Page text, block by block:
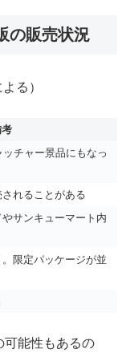
の販売状況
る）
チャー景品にもなっ
れることがある
サンキューマート内
限定パッケージが並
可能性もあるの